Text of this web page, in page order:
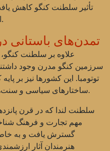
تأثیر سلطنت کنگو کاهش
اتحادیه‌های قبیله‌ای جدید کمک کرد.
تمدن‌های باستانی
علاوه بر سلطنت
سرزمین کنگو مدرن وجود
توتومبا. این کشورها نیز بر
ساختارهای سیاسی و سنت‌های فرهنگی پیچیده‌ای ایجاد کردند.
سلطنت لندا که در قرن
مهم تجارت و فرهنگ
گسترش یافت و به
هنرمندان آثار